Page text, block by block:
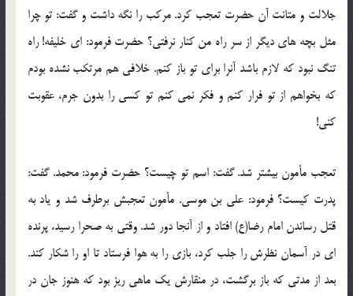
جلالت و متانت آن حضرت تعجب کرد. مرکب را نگه داشت و گفت: تو چرا
مثل بچه های دیگر از سر راه من کنار نرفتی؟ حضرت فرمود: ای خلیفه! راه
تنگ نبود که لازم باشد آنرا برای تو باز کنم. خلافی هم مرتکب نشده بودم
که بخواهم از تو فرار کنم و فکر نمی کنم تو کسی را بدون جرم، عقوبت
کنی!
تعجب مأمون بیشتر شد. گفت: اسم تو چیست؟ حضرت فرمود: محمد. گفت:
پدرت کیست؟ فرمود: علی بن موسی. مأمون تعجبش برطرف شد و یاد به
قتل رساندن امام رضا(ع) افتاد و از آنجا دور شد. وقتی به صحرا رسید، پرنده
ای در آسمان نظرش را جلب کرد، بازی را به هوا فرستاد تا او را شکار کند.
بعد از مدتی که باز برگشت، در منقارش یک ماهی ریز بود که هنوز جان در